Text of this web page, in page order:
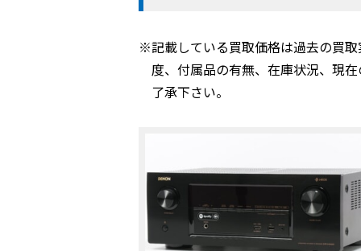
※記載している買取価格は過去の買
度、付属品の有無、在庫状況、現
了承下さい。